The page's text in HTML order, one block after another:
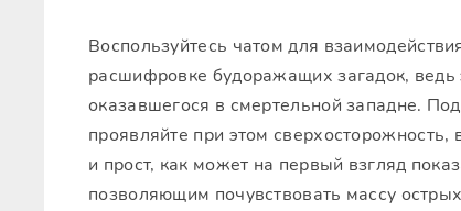
Воспользуйтесь чатом для
расшифровке будоражащих загадок,
оказавшегося в смертельной западне.
проявляйте при этом
и прост, как может на первый взгляд
позволяющим почувствовать массу